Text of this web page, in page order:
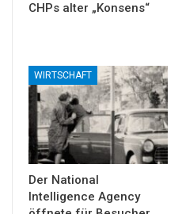
CHPs alter „Konsens“
WIRTSCHAFT
Der National
Intelligence Agency